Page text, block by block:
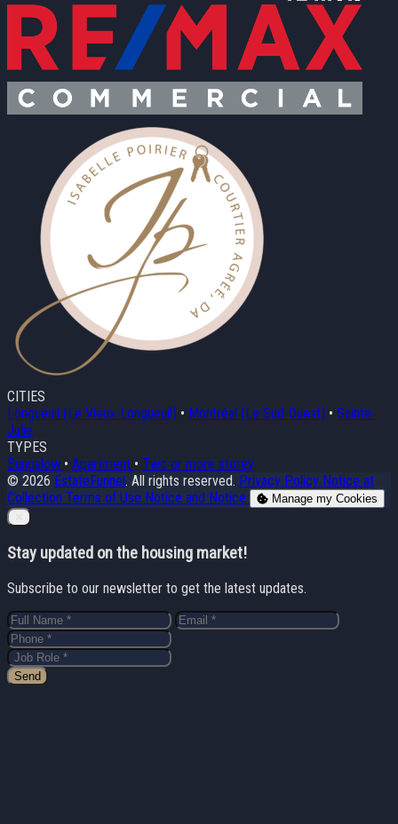
CITIES
Longueuil (Le Vieux-Longueuil) • Montréal (Le Sud-Ouest) • Sainte-
Julie
TYPES
Bungalow • Apartment • Two or more storey
© 2026 EstateFunnel . All rights reserved. Privacy Policy Notice at
Collection Terms of Use Notice and Notice
Manage my Cookies
Close
Stay updated on the housing market!
Subscribe to our newsletter to get the latest updates.
Send